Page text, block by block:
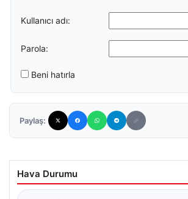
Kullanıcı adı:
Parola:
Beni hatırla
Paylaş:
Hava Durumu